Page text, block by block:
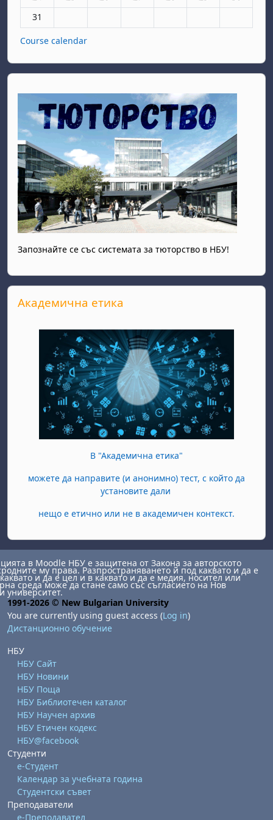
No events, Monday, 31 August
31
Course calendar
Запознайте се със системата за тюторство в НБУ!
Skip Академична етика
Академична етика
В "Академична етика"
можете да направите (и анонимно) тест, с който да
установите дали
нещо е етично или не в академичен контекст.
в Moodle НБУ е защитена от Закона за авторското
му права. Разпространяването й под каквато и да е
и да е цел и в каквато и да е медия, носител или
среда може да стане само със съгласието на Нов
университет.
1991-2026 © New Bulgarian University
You are currently using guest access (Log in)
Дистанционно обучение
НБУ
НБУ Сайт
НБУ Новини
НБУ Поща
НБУ Библиотечен каталог
НБУ Научен архив
НБУ Етичен кодекс
НБУ@facebook
Студенти
е-Студент
Календар за учебната година
Студентски съвет
Преподаватели
е-Преподавател